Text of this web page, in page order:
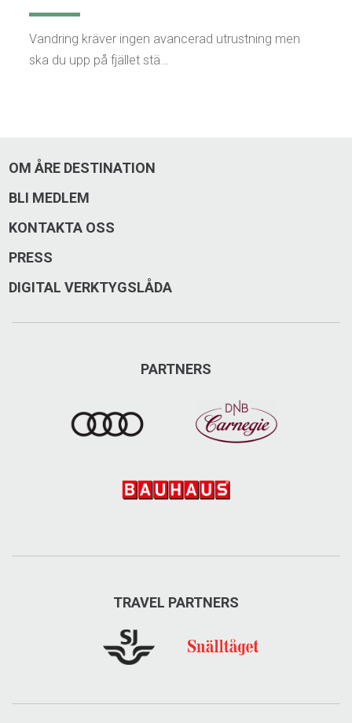
Vandring kräver ingen avancerad utrustning men
ska du upp på fjället stä…
OM ÅRE DESTINATION
BLI MEDLEM
KONTAKTA OSS
PRESS
DIGITAL VERKTYGSLÅDA
PARTNERS
TRAVEL PARTNERS